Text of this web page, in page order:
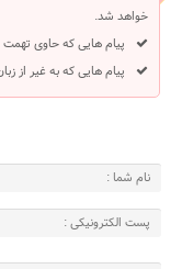
خواهد شد.
پیام هایی که حاوی تهمت
پیام هایی که به غیر از